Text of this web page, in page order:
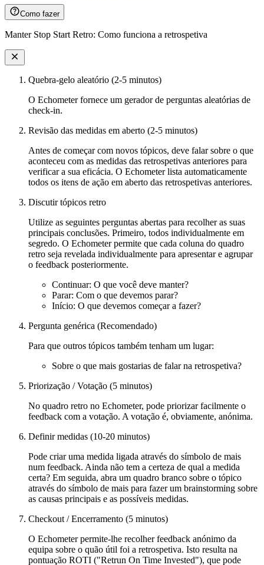
Como fazer
Manter Stop Start Retro: Como funciona a retrospetiva
Quebra-gelo aleatório (2-5 minutos)
O Echometer fornece um gerador de perguntas aleatórias de
check-in.
Revisão das medidas em aberto (2-5 minutos)
Antes de começar com novos tópicos, deve falar sobre o que
aconteceu com as medidas das retrospetivas anteriores para
verificar a sua eficácia. O Echometer lista automaticamente
todos os itens de ação em aberto das retrospetivas anteriores.
Discutir tópicos retro
Utilize as seguintes perguntas abertas para recolher as suas
principais conclusões. Primeiro, todos individualmente em
segredo. O Echometer permite que cada coluna do quadro
retro seja revelada individualmente para apresentar e agrupar
o feedback posteriormente.
Continuar: O que você deve manter?
Parar: Com o que devemos parar?
Início: O que devemos começar a fazer?
Pergunta genérica (Recomendado)
Para que outros tópicos também tenham um lugar:
Sobre o que mais gostarias de falar na retrospetiva?
Priorização / Votação (5 minutos)
No quadro retro no Echometer, pode priorizar facilmente o
feedback com a votação. A votação é, obviamente, anónima.
Definir medidas (10-20 minutos)
Pode criar uma medida ligada através do símbolo de mais
num feedback. Ainda não tem a certeza de qual a medida
certa? Em seguida, abra um quadro branco sobre o tópico
através do símbolo de mais para fazer um brainstorming sobre
as causas principais e as possíveis medidas.
Checkout / Encerramento (5 minutos)
O Echometer permite-lhe recolher feedback anónimo da
equipa sobre o quão útil foi a retrospetiva. Isto resulta na
pontuação ROTI ("Retrun On Time Invested"), que pode